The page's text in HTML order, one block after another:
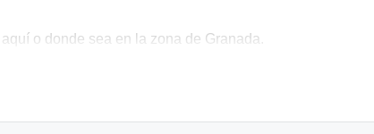
o donde sea en la zona de Granada.